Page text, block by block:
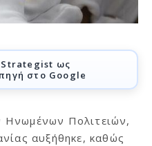
Strategist ως
στο Google
Ηνωμένων Πολιτειών,
αυξήθηκε, καθώς